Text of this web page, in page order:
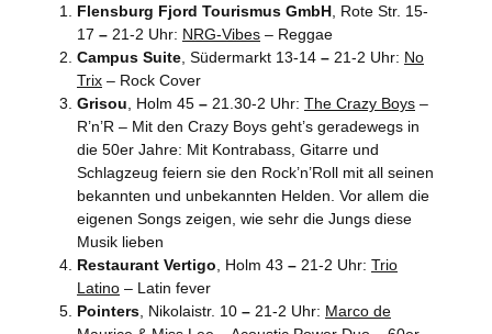
Flensburg Fjord Tourismus GmbH , Rote Str. 15-
17 – 21-2 Uhr: NRG-Vibes – Reggae
Campus Suite , Südermarkt 13-14 – 21-2 Uhr: No
Trix – Rock Cover
Grisou , Holm 45 – 21.30-2 Uhr: The Crazy Boys –
R’n’R – Mit den Crazy Boys geht’s geradewegs in
die 50er Jahre: Mit Kontrabass, Gitarre und
Schlagzeug feiern sie den Rock’n’Roll mit all seinen
bekannten und unbekannten Helden. Vor allem die
eigenen Songs zeigen, wie sehr die Jungs diese
Musik lieben
Restaurant Vertigo , Holm 43 – 21-2 Uhr: Trio
Latino – Latin fever
Pointers , Nikolaistr. 10 – 21-2 Uhr: Marco de